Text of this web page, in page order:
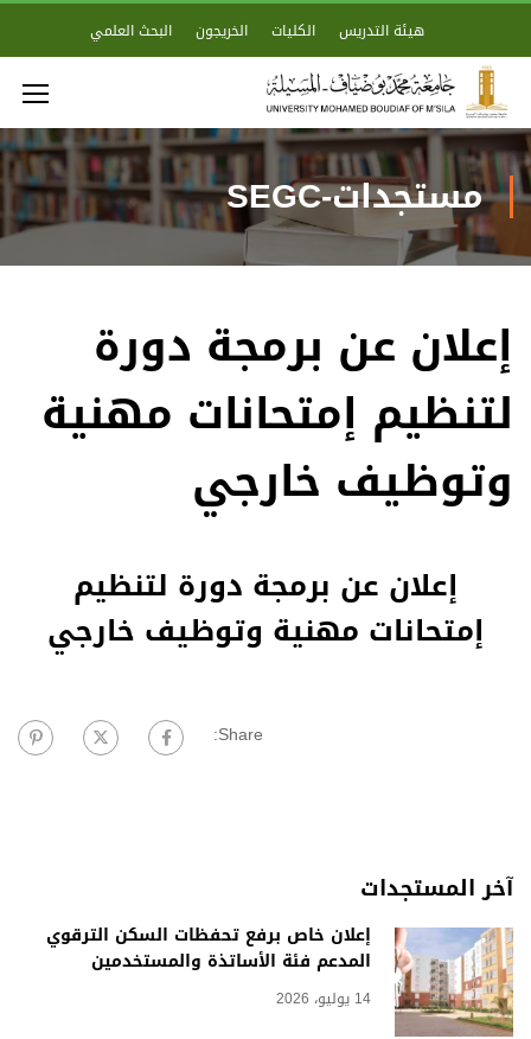
هيئة التدريس الكليات الخريجون البحث العلمي
مستجدات-SEGC
إعلان عن برمجة دورة
لتنظيم إمتحانات مهنية
وتوظيف خارجي
إعلان عن برمجة دورة لتنظيم
إمتحانات مهنية وتوظيف خارجي
Share:
آخر المستجدات
إعلان خاص برفع تحفظات السكن الترقوي
المدعم فئة الأساتذة والمستخدمين
14 يوليو، 2026